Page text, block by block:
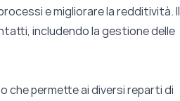
e migliorare la redditività. Il
includendo la gestione delle
che permette ai diversi reparti di